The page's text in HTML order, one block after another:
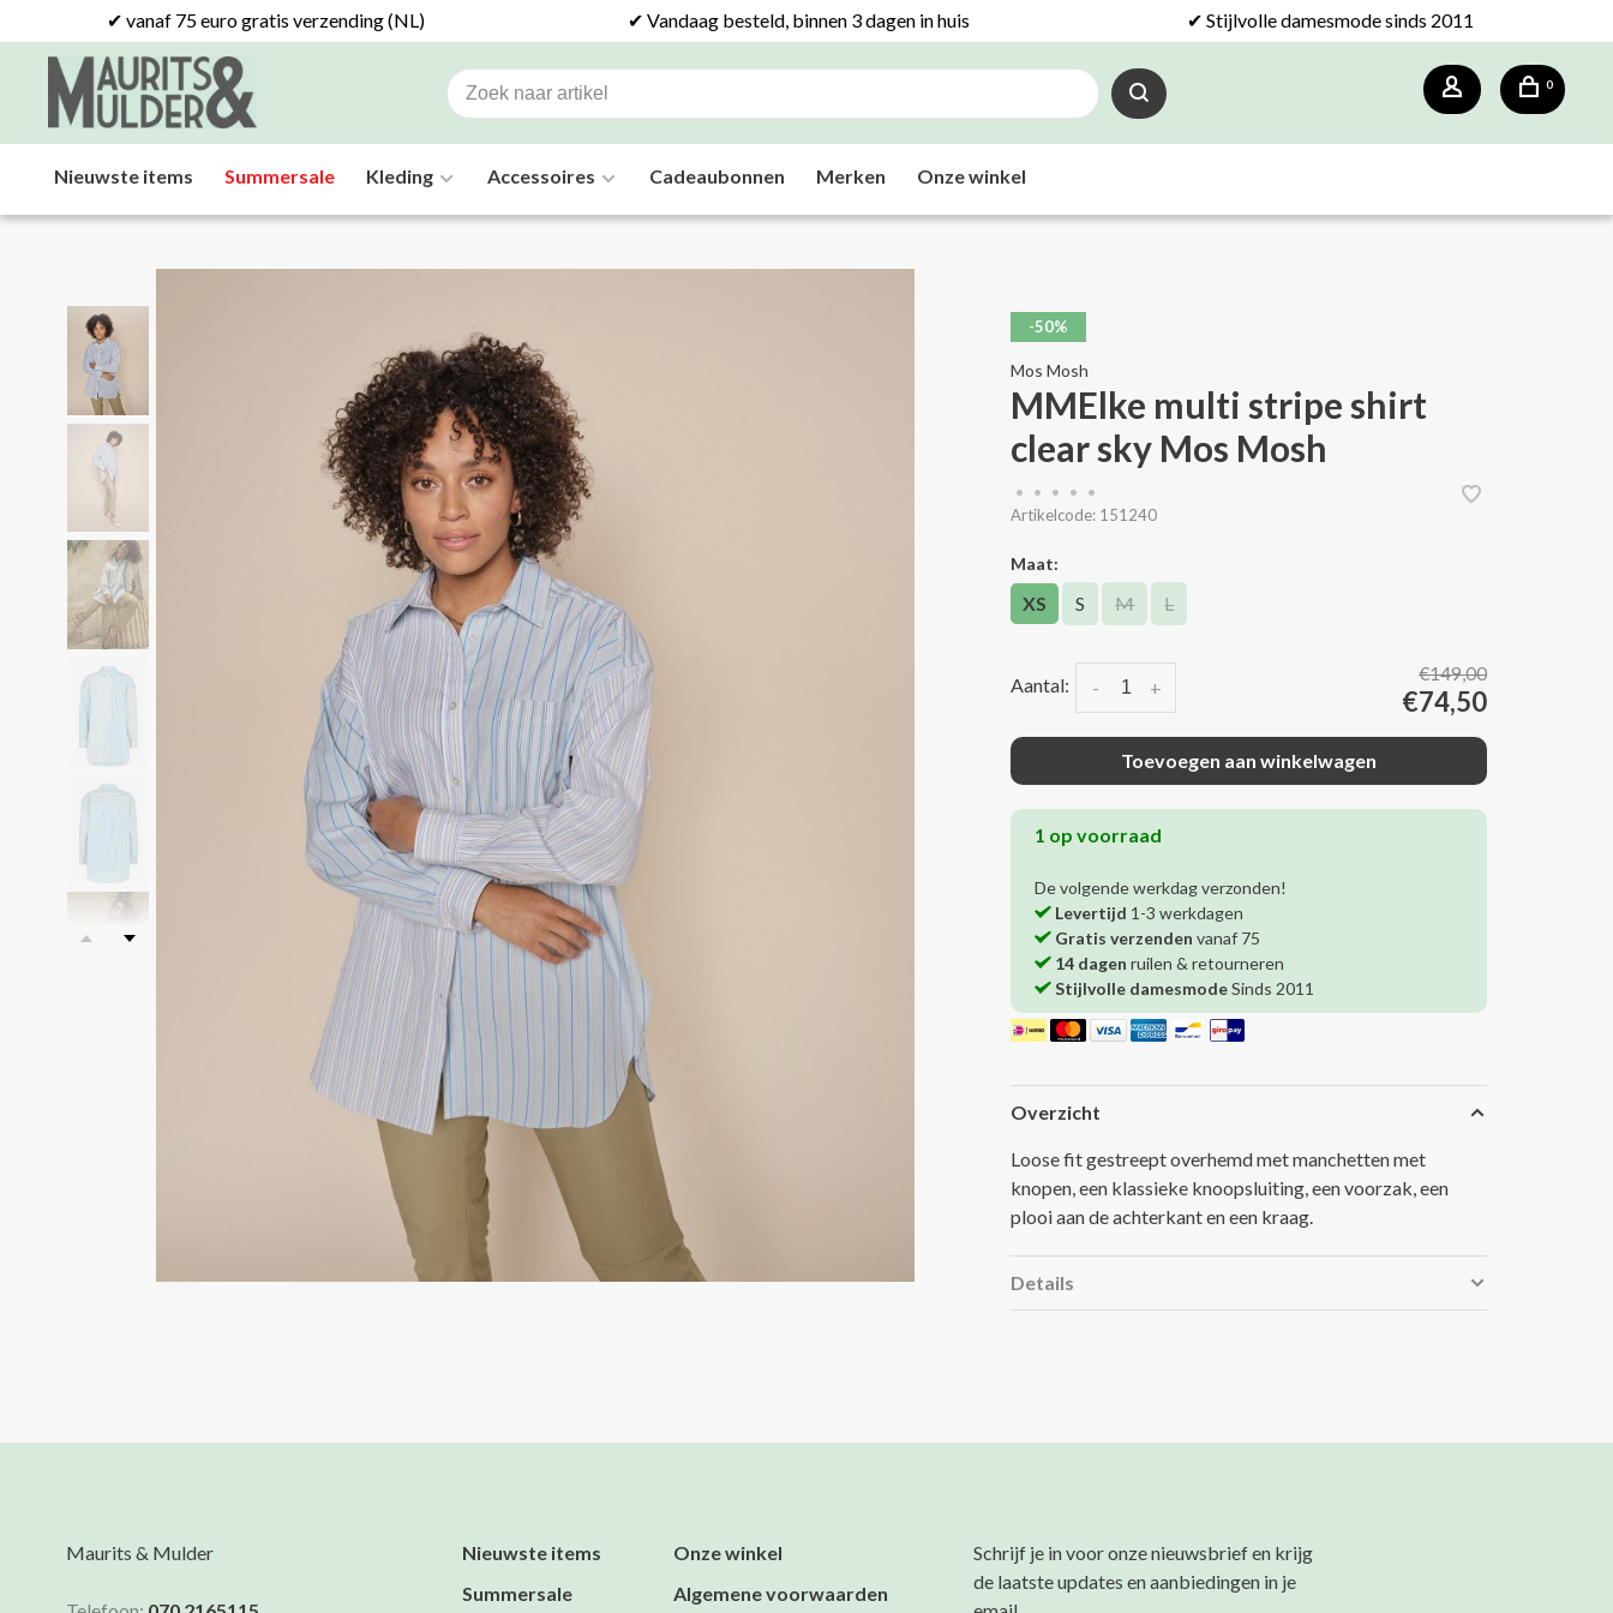
✔ vanaf 75 euro gratis verzending (NL) ✔ Vandaag besteld, binnen 3 dagen in huis ✔ Stijlvolle damesmode sinds 2011
0
Nieuwste items Summersale Kleding Accessoires Cadeaubonnen Merken Onze winkel
-50%
Mos Mosh
MMElke multi stripe shirt
clear sky Mos Mosh
• • • •
•
Artikelcode: 151240
Maat:
XS S M L
Aantal: +
-
€149,00
€74,50
Toevoegen aan winkelwagen
1 op voorraad
De volgende werkdag verzonden!
Levertijd 1-3 werkdagen
Gratis verzenden vanaf 75
14 dagen ruilen & retourneren
Stijlvolle damesmodeSinds 2011
Overzicht
Loose fit gestreept overhemd met manchetten met
knopen, een klassieke knoopsluiting, een voorzak, een
plooi aan de achterkant en een kraag.
Details
Maurits & Mulder
Nieuwste items
Summersale
Onze winkel
Algemene voorwaarden
Schrijf je in voor onze nieuwsbrief en krijg
de laatste updates en aanbiedingen in je